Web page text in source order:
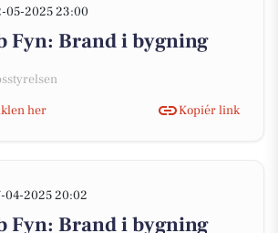
05-2025 23:00
Fyn: Brand i bygning
her
Kopiér link
04-2025 20:02
Fyn: Brand i bygning